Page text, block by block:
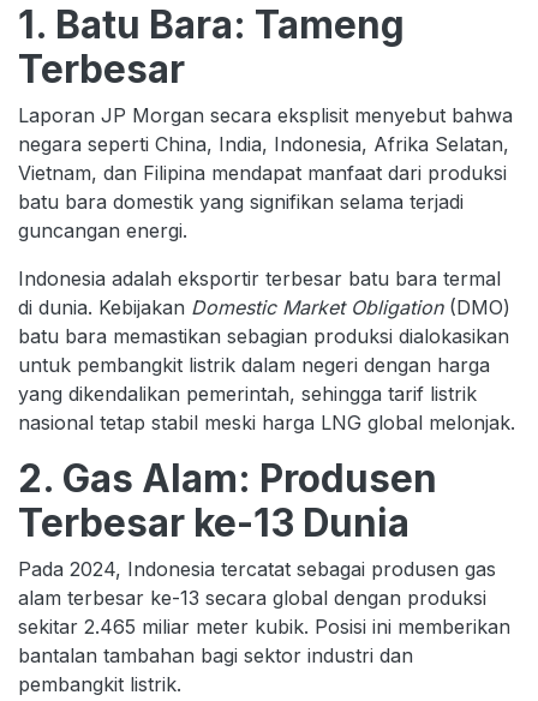
1. Batu Bara: Tameng
Terbesar
Laporan JP Morgan secara eksplisit menyebut bahwa
negara seperti China, India, Indonesia, Afrika Selatan,
Vietnam, dan Filipina mendapat manfaat dari produksi
batu bara domestik yang signifikan selama terjadi
guncangan energi.
Indonesia adalah eksportir terbesar batu bara termal
di dunia. Kebijakan Domestic Market Obligation(DMO)
batu bara memastikan sebagian produksi dialokasikan
untuk pembangkit listrik dalam negeri dengan harga
yang dikendalikan pemerintah, sehingga tarif listrik
nasional tetap stabil meski harga LNG global melonjak.
2. Gas Alam: Produsen
Terbesar ke-13 Dunia
Pada 2024, Indonesia tercatat sebagai produsen gas
alam terbesar ke-13 secara global dengan produksi
sekitar 2.465 miliar meter kubik. Posisi ini memberikan
bantalan tambahan bagi sektor industri dan
pembangkit listrik.